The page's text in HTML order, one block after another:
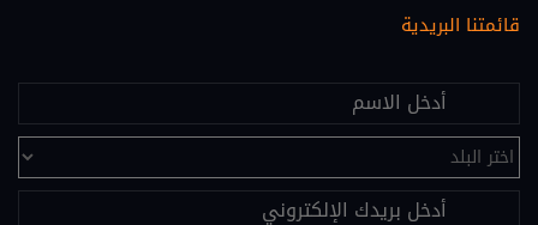
عقاري (30)
علم النفس (25)
تحكيم (24)
عقود دولية (24)
قائمتنا البريدية